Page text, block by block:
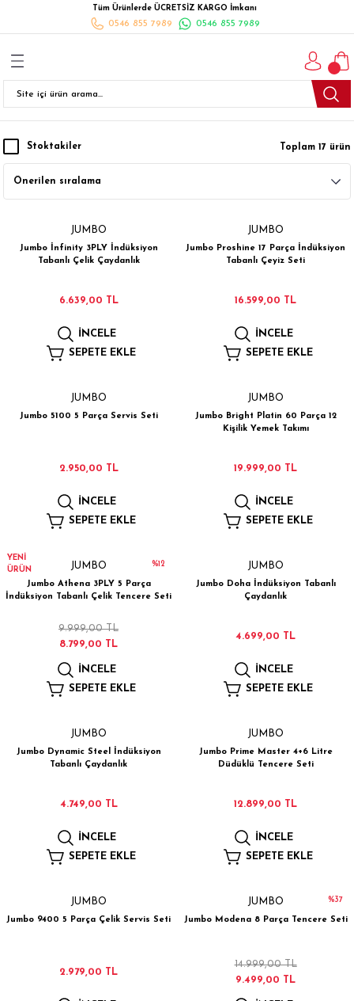
Tüm Ürünlerde ÜCRETSİZ KARGO İmkanı
0546 855 7989 0546 855 7989
Geri Dön
Çamaşır Kurutma Makinesi
Çamaşır Makinesi
Derin Dondurucular
Mikrodalga Fırın
Şarap Dolapları
Geri Dön
Takımları
Takımı
Takımları
Geri Dön
Geri Dön
Geri Dön
Geri Dön
Geri Dön
Stoktakiler Toplam 17 ürün
JUMBO
Jumbo İnfinity 3PLY İndüksiyon
Tabanlı Çelik Çaydanlık
6.639,00 TL
İNCELE
SEPETE EKLE
JUMBO
Jumbo Proshine 17 Parça İndüksiyon
Tabanlı Çeyiz Seti
16.599,00 TL
İNCELE
SEPETE EKLE
JUMBO
Jumbo 5100 5 Parça Servis Seti
2.950,00 TL
İNCELE
SEPETE EKLE
JUMBO
Jumbo Bright Platin 60 Parça 12
Kişilik Yemek Takımı
19.999,00 TL
İNCELE
SEPETE EKLE
%12
YENİ
ÜRÜN
JUMBO
Jumbo Athena 3PLY 5 Parça
İndüksiyon Tabanlı Çelik Tencere Seti
8.799,00 TL
9.999,00 TL
İNCELE
SEPETE EKLE
JUMBO
Jumbo Doha İndüksiyon Tabanlı
Çaydanlık
4.699,00 TL
İNCELE
SEPETE EKLE
JUMBO
Jumbo Dynamic Steel İndüksiyon
Tabanlı Çaydanlık
4.749,00 TL
İNCELE
SEPETE EKLE
JUMBO
Jumbo Prime Master 4+6 Litre
Düdüklü Tencere Seti
12.899,00 TL
İNCELE
SEPETE EKLE
JUMBO
Jumbo 9400 5 Parça Çelik Servis Seti
2.979,00 TL
%37
JUMBO
Jumbo Modena 8 Parça Tencere Seti
9.499,00 TL
14.999,00 TL